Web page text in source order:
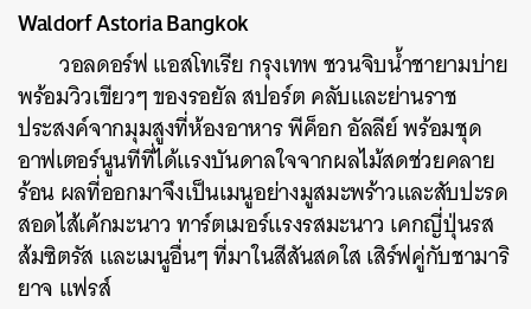
Waldorf Astoria Bangkok
วอลดอร์ฟ แอสโทเรีย กรุงเทพ ชวนจิบน้ำชายามบ่าย
พร้อมวิวเขียวๆ ของรอยัล สปอร์ต คลับและย่านราช
ประสงค์จากมุมสูงที่ห้องอาหาร พีค็อก อัลลีย์ พร้อมชุด
อาฟเตอร์นูนทีที่ได้แรงบันดาลใจจากผลไม้สดช่วยคลาย
ร้อน ผลที่ออกมาจึงเป็นเมนูอย่างมูสมะพร้าวและสับปะรด
สอดไส้เค้กมะนาว ทาร์ตเมอร์แรงรสมะนาว เคกญี่ปุ่นรส
ส้มซิตรัส และเมนูอื่นๆ ที่มาในสีสันสดใส เสิร์ฟคู่กับชามาริ
ยาจ แฟรส์